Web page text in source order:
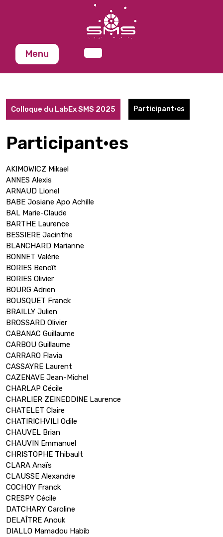
Menu
Colloque du LabEx SMS 2025 Participant·es
Participant·es
AKIMOWICZ Mikael
ANNES Alexis
ARNAUD Lionel
BABE Josiane Apo Achille
BAL Marie-Claude
BARTHE Laurence
BESSIERE Jacinthe
BLANCHARD Marianne
BONNET Valérie
BORIES Benoît
BORIES Olivier
BOURG Adrien
BOUSQUET Franck
BRAILLY Julien
BROSSARD Olivier
CABANAC Guillaume
CARBOU Guillaume
CARRARO Flavia
CASSAYRE Laurent
CAZENAVE Jean-Michel
CHARLAP Cécile
CHARLIER ZEINEDDINE Laurence
CHATELET Claire
CHATIRICHVILI Odile
CHAUVEL Brian
CHAUVIN Emmanuel
CHRISTOPHE Thibault
CLARA Anaïs
CLAUSSE Alexandre
COCHOY Franck
CRESPY Cécile
DATCHARY Caroline
DELAÎTRE Anouk
DIALLO Mamadou Habib